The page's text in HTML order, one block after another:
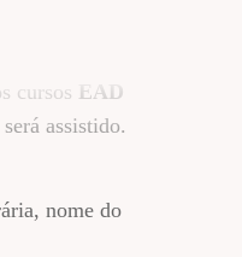
cursos EAD
assistido.
nome do